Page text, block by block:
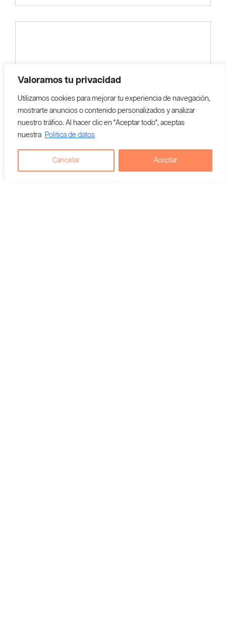
Valoramos tu privacidad
Utilizamos cookies para mejorar tu experiencia de navegación,
mostrarte anuncios o contenido personalizados y analizar
nuestro tráfico. Al hacer clic en "Aceptar todo", aceptas
nuestra Politica de datos
Cancelar Aceptar